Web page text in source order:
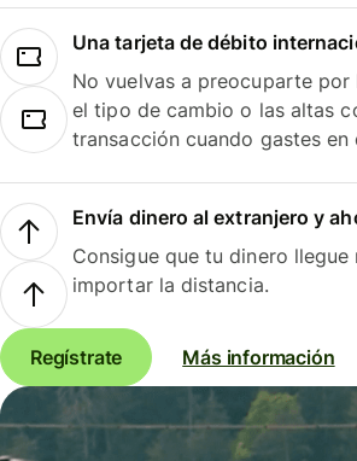
Una tarjeta de débito
No vuelvas a preocuparte
el tipo de cambio o las altas
transacción cuando gastes en
Envía dinero al extranjero y
Consigue que tu dinero llegue
importar la distancia.
Regístrate Más información